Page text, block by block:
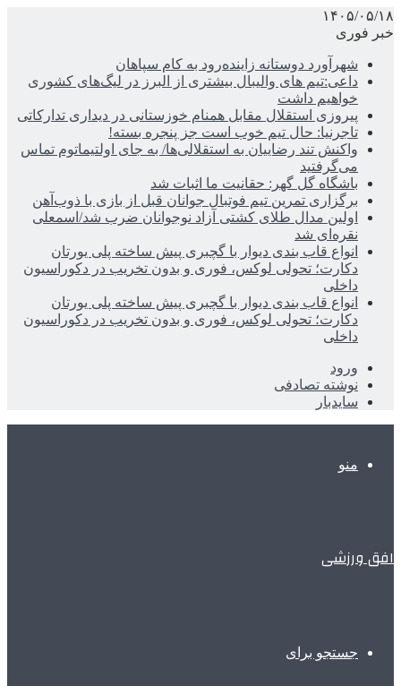
۱۴۰۵/۰۵/۱۸
خبر فوری
شهرآورد دوستانه زاینده‌رود به کام سپاهان
داعی:تیم های والیبال بیشتری از البرز در لیگ‌های کشوری
خواهیم داشت
پیروزی استقلال مقابل همنام خوزستانی در دیداری تدارکاتی
تاجرنیا: حال تیم خوب است جز پنجره بسته!
واکنش تند رضاییان به استقلالی‌ها/ به جای اولتیماتوم تماس
می‌گرفتید
باشگاه گل گهر: حقانیت ما اثبات شد
برگزاری تمرین تیم فوتبال جوانان قبل از بازی با ذوب‌آهن
اولین مدال طلای کشتی آزاد نوجوانان ضرب شد/اسمعلی
نقره‌ای شد
انواع قاب بندی دیوار با گچبری پیش ساخته پلی یورتان
دکارت؛ تحولی لوکس، فوری و بدون تخریب در دکوراسیون
داخلی
انواع قاب بندی دیوار با گچبری پیش ساخته پلی یورتان
دکارت؛ تحولی لوکس، فوری و بدون تخریب در دکوراسیون
داخلی
ورود
نوشته تصادفی
سایدبار
منو
افق ورزشی
جستجو برای